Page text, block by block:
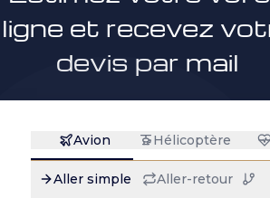
ligne et recevez
devis par mail